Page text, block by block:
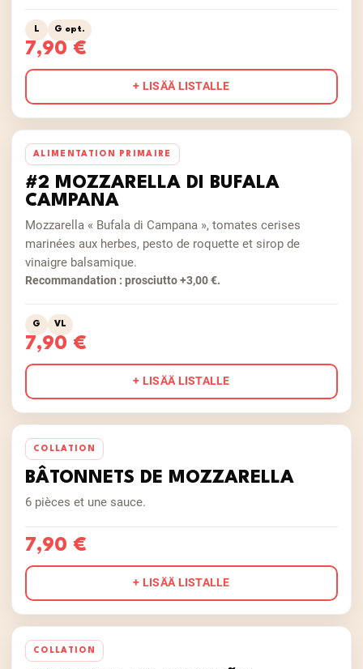
L G opt.
7,90 €
+ LISÄÄ LISTALLE
ALIMENTATION PRIMAIRE
#2 MOZZARELLA DI BUFALA
CAMPANA
Mozzarella « Bufala di Campana », tomates cerises
marinées aux herbes, pesto de roquette et sirop de
vinaigre balsamique.
Recommandation : prosciutto +3,00 €.
G VL
7,90 €
+ LISÄÄ LISTALLE
COLLATION
BÂTONNETS DE MOZZARELLA
6 pièces et une sauce.
7,90 €
+ LISÄÄ LISTALLE
COLLATION